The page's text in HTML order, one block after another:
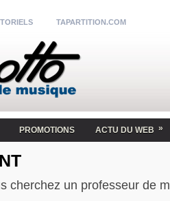
TAPARTITION.COM
PROMOTIONS ACTU DU WEB »
cherchez un professeur de